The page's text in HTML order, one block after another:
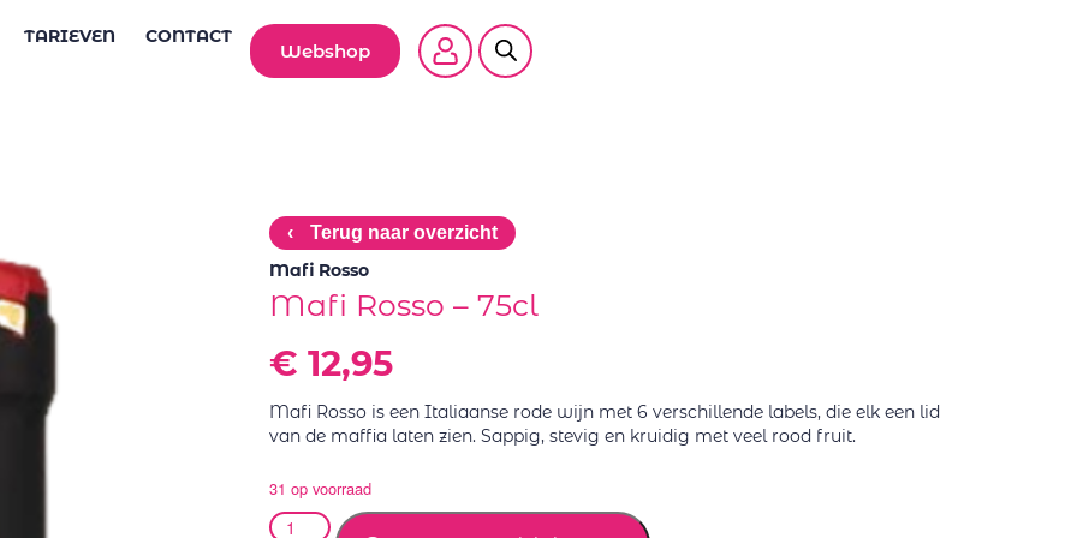
TARIEVEN CONTACT
Webshop
‹ Terug naar overzicht
Mafi Rosso
Mafi Rosso – 75cl
€ 12,95
Mafi Rosso is een Italiaanse rode wijn met 6 verschillende labels, die elk een lid
van de maffia laten zien. Sappig, stevig en kruidig met veel rood fruit.
31 op voorraad